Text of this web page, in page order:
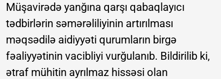
Müşavirədə yanğına qarşı qabaqlayıcı
tədbirlərin səmərəliliyinin artırılması
məqsədilə aidiyyəti qurumların birgə
fəaliyyətinin vacibliyi vurğulanıb. Bildirilib ki,
ətraf mühitin ayrılmaz hissəsi olan